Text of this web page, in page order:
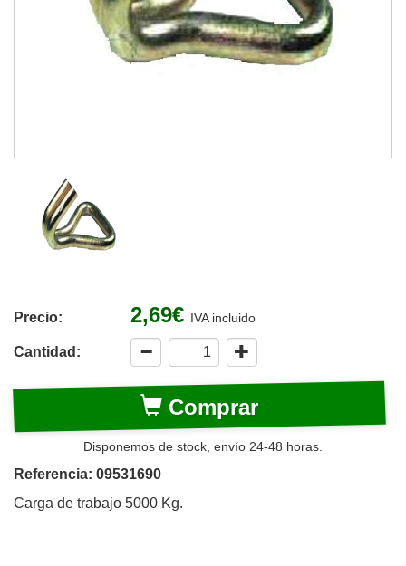
Precio: 2,69€ IVA incluido
Cantidad:
Comprar
Disponemos de stock, envío 24-48 horas.
Referencia: 09531690
Carga de trabajo 5000 Kg.